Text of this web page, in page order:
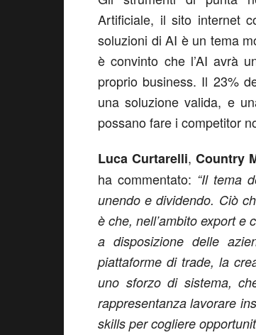
Artificiale, il sito internet
soluzioni di AI è un tema
è convinto che l’AI avrà
proprio business. Il 23%
una soluzione valida, e
possano fare i competitor
Luca Curtarelli,Country
ha commentato: “Il tema
unendo e dividendo. Ciò
è che, nell’ambito export
a disposizione delle
piattaforme di trade, la
uno sforzo di sistema,
rappresentanza lavorare
skills per cogliere